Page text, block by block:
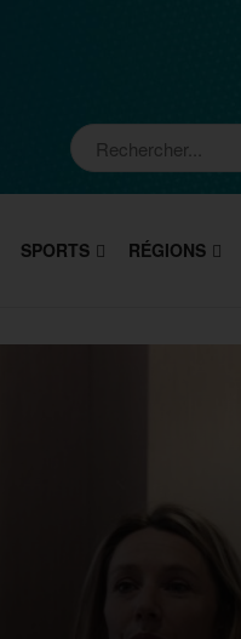
SPORTS RÉGIONS